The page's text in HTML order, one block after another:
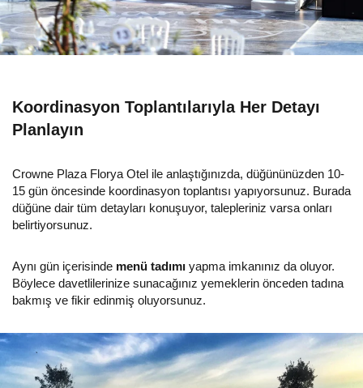
Koordinasyon Toplantılarıyla Her Detayı
Planlayın
Crowne Plaza Florya Otel ile anlaştığınızda, düğününüzden 10-
15 gün öncesinde koordinasyon toplantısı yapıyorsunuz. Burada
düğüne dair tüm detayları konuşuyor, talepleriniz varsa onları
belirtiyorsunuz.
Aynı gün içerisinde menü tadımı yapma imkanınız da oluyor.
Böylece davetlilerinize sunacağınız yemeklerin önceden tadına
bakmış ve fikir edinmiş oluyorsunuz.